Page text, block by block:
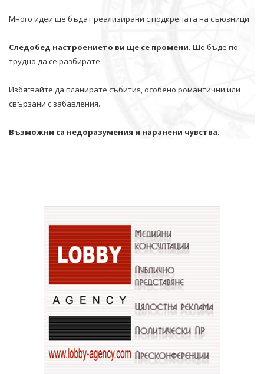
Много идеи ще бъдат реализирани с подкрепата на съюзници.
Следобед настроението ви ще се промени. Ще бъде по-
трудно да се разбирате.
Избягвайте да планирате събития, особено романтични или
свързани с забавления.
Възможни са недоразумения и наранени чувства.